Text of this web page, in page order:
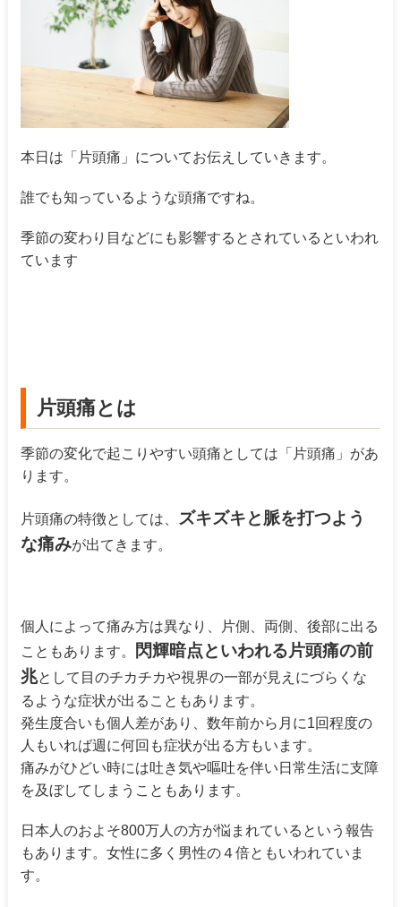
本日は「片頭痛」についてお伝えしていきます。
誰でも知っているような頭痛ですね。
季節の変わり目などにも影響するとされているといわれ
ています
片頭痛とは
季節の変化で起こりやすい頭痛としては「片頭痛」があ
ります。
片頭痛の特徴としては、 ズキズキと脈を打つよう
な痛みが出てきます。
個人によって痛み方は異なり、片側、両側、後部に出る
こともあります。
閃輝暗点といわれる片頭痛の前
兆として目のチカチカや視界の一部が見えにづらくな
るような症状が出ることもあります。
発生度合いも個人差があり、数年前から月に1回程度の
人もいれば週に何回も症状が出る方もいます。
痛みがひどい時には吐き気や嘔吐を伴い日常生活に支障
を及ぼしてしまうこともあります。
日本人のおよそ800万人の方が悩まれているという報告
もあります。女性に多く男性の４倍ともいわれていま
す。